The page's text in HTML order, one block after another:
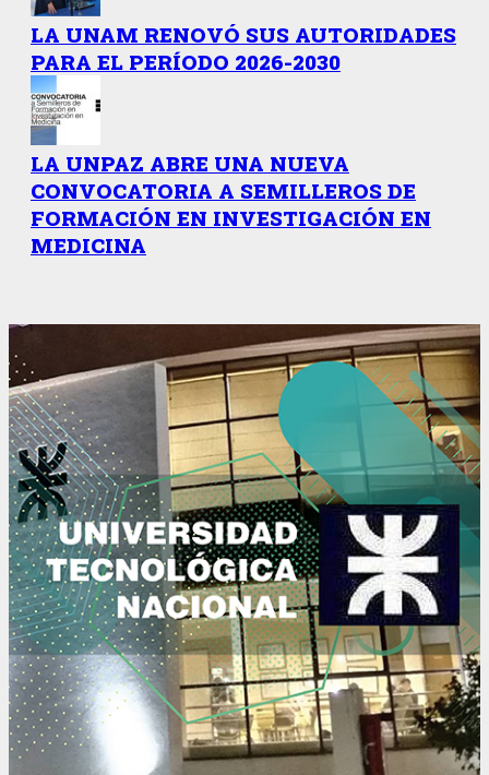
LA UNAM RENOVÓ SUS AUTORIDADES
PARA EL PERÍODO 2026-2030
LA UNPAZ ABRE UNA NUEVA
CONVOCATORIA A SEMILLEROS DE
FORMACIÓN EN INVESTIGACIÓN EN
MEDICINA